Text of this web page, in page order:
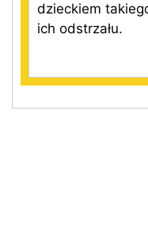
dzieckiem
ich odstrzału.